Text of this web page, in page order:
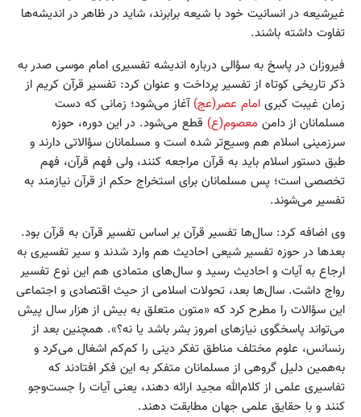
غیرشیعه در انسانیت خود با شیعه برابرند، شاید در ظاهر در اندیشه‌ها
تفاوت داشته باشند.
فیروزان در پاسخ به سؤالی درباره اندیشه تفسیری امام موسی صدر به
ذکر تاریخی کوتاه از تفسیر پرداخت و عنوان کرد: تفسیر قرآن کریم از
زمان غیبت کبری امام عصر(عج) آغاز می‌شود؛ زمانی که دست
مسلمانان از دامن معصوم(ع) قطع می‌شود. در این دوره، حوزه
سرزمینی اسلام هم وسیع‌تر شده است و مسلمانان سؤالاتی دارند و
طبق دستور اسلام باید به قرآن مراجعه کنند، ولی فهم قرآن، فهم
تخصصی است؛ پس مسلمانان برای استخراج حکم از قرآن نیازمند به
تفسیر می‌شوند.
وی اضافه کرد: سال‌ها تفسیر قرآن بر اساس تفسیر قرآن به قرآن بود.
بعدها در حوزه تفسیر شیعی احادیث هم وارد شدند و سیر تفسیری به
ارجاع به آیات و احادیث رسید و سال‌های متمادی هم این نوع تفسیر
رواج داشت. سال‌ها بعد، تحولات اسلامی از حیث اقتصادی و اجتماعی
این سؤالات را مطرح کرد که «متون متعلق به بیش از هزار سال پیش
می‌تواند پاسخگوی نیازهای امروز بشر باشد یا نه؟». همچنین بعد از
رنسانس، علوم مختلف مناطق تفکر دینی را کم‌کم اشغال می‌کرد و
به‌همین دلیل گروهی از مسلمانان متفکر به این فکر افتادند که
تفاسیری علمی از کلام‌الله مجید ارائه دهند، یعنی آیات را جست‌وجو
کنند و با حقایق علمی جهان مطابقت دهند.